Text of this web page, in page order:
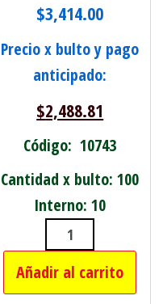
$3,414.00
Precio x bulto y pago
anticipado:
$2,488.81
Código: 10743
Cantidad x bulto: 100
Interno: 10
LLAVE DE
Añadir al carrito